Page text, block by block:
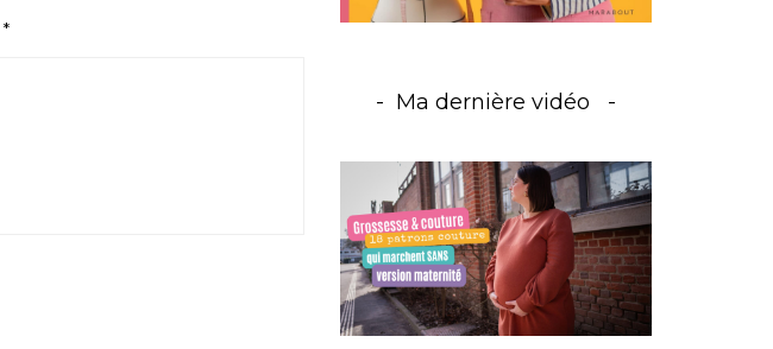
*
Ma dernière vidéo